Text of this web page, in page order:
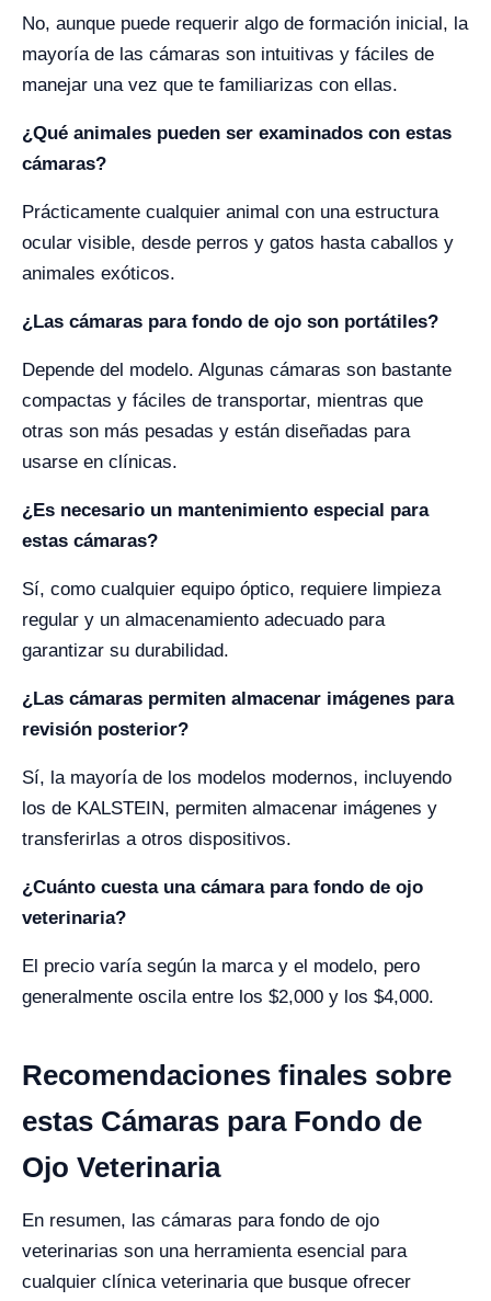
No, aunque puede requerir algo de formación inicial, la
mayoría de las cámaras son intuitivas y fáciles de
manejar una vez que te familiarizas con ellas.
¿Qué animales pueden ser examinados con estas
cámaras?
Prácticamente cualquier animal con una estructura
ocular visible, desde perros y gatos hasta caballos y
animales exóticos.
¿Las cámaras para fondo de ojo son portátiles?
Depende del modelo. Algunas cámaras son bastante
compactas y fáciles de transportar, mientras que
otras son más pesadas y están diseñadas para
usarse en clínicas.
¿Es necesario un mantenimiento especial para
estas cámaras?
Sí, como cualquier equipo óptico, requiere limpieza
regular y un almacenamiento adecuado para
garantizar su durabilidad.
¿Las cámaras permiten almacenar imágenes para
revisión posterior?
Sí, la mayoría de los modelos modernos, incluyendo
los de KALSTEIN, permiten almacenar imágenes y
transferirlas a otros dispositivos.
¿Cuánto cuesta una cámara para fondo de ojo
veterinaria?
El precio varía según la marca y el modelo, pero
generalmente oscila entre los $2,000 y los $4,000.
Recomendaciones finales sobre
estas Cámaras para Fondo de
Ojo Veterinaria
En resumen, las cámaras para fondo de ojo
veterinarias son una herramienta esencial para
cualquier clínica veterinaria que busque ofrecer